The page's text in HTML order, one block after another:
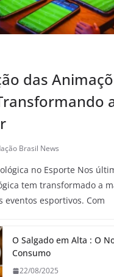
das
Brasil News
no Esporte Nos
tem transformado a
eventos esportivos. Com
O Salgado em Alta : O
Consumo
22/08/2025